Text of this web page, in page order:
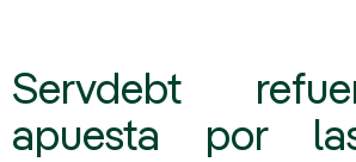
Servdebt
apuesta por